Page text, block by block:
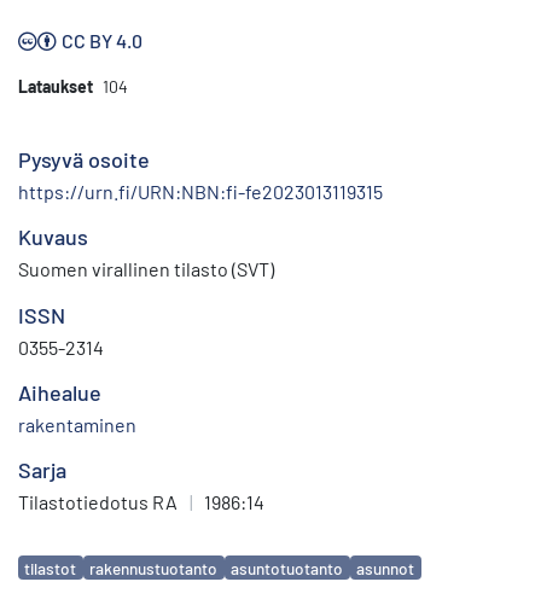
CC BY 4.0
Lataukset 104
Pysyvä osoite
https://urn.fi/URN:NBN:fi-fe2023013119315
Kuvaus
Suomen virallinen tilasto (SVT)
ISSN
0355-2314
Aihealue
rakentaminen
Sarja
Tilastotiedotus RA | 1986:14
Avainsanat
tilastot rakennustuotanto asuntotuotanto asunnot